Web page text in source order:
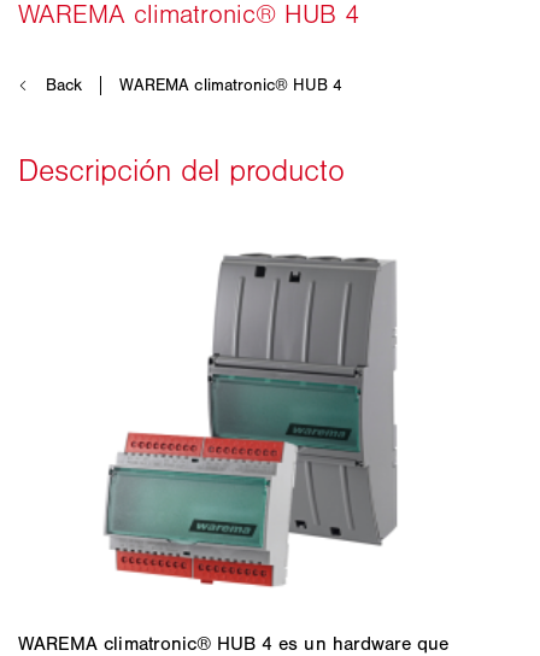
WAREMA climatronic® HUB 4 es un hardware que